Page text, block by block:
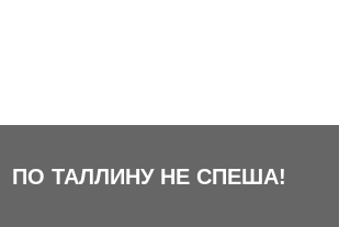
ПО ТАЛЛИНУ НЕ СПЕША!